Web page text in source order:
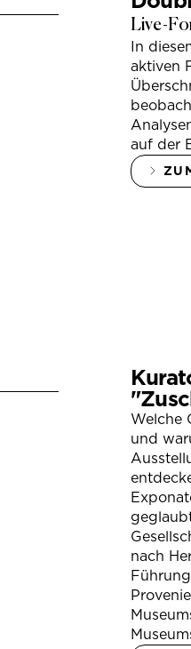
Live-
In
aktiven
auf der
Welche
und
nach